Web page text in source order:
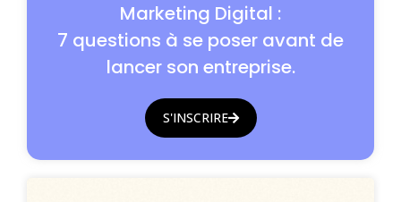
Marketing Digital :
7 questions à se poser avant de
lancer son entreprise.
S'INSCRIRE